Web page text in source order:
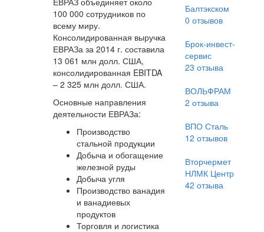
100 000 сотрудников по
всему миру.
Консолидированная выручка
ЕВРАЗа за 2014 г. составила
13 061 млн долл. США,
консолидированная EBITDA
– 2 325 млн долл. США.
Основные направления
деятельности ЕВРАЗа:
Производство
стальной продукции
Добыча и обогащение
железной руды
Добыча угля
Производство ванадия
и ванадиевых
продуктов
Торговля и логистика
Балтэкском
0 отзывов
Брок-инвест-
сервис
23 отзыва
ВОЛЬФРАМ
2 отзыва
ВПО Сталь
12 отзывов
Вторчермет
НЛМК Центр
42 отзыва